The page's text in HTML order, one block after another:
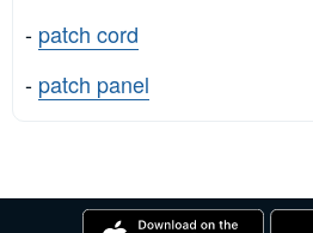
- patch cord
- patch panel